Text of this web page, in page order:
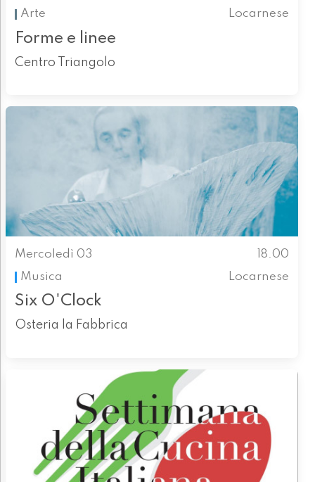
Arte
Locarnese
Forme e linee
Centro Triangolo
Mercoledì 03
18.00
Musica
Locarnese
Six O'Clock
Osteria la Fabbrica